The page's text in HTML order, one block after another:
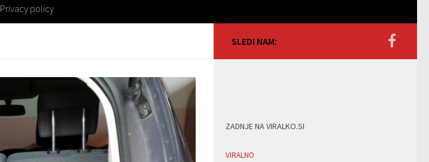
Privacy policy
SLEDI NAM:
ZADNJE NA VIRALKO.SI
VIRALNO